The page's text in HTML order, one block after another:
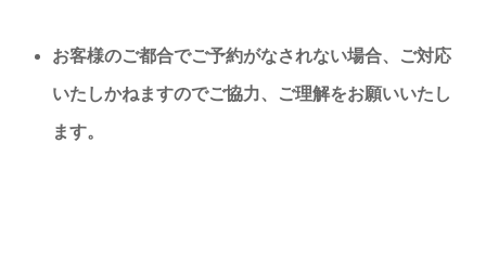
お客様のご都合でご予約がなされない場合、ご対応
いたしかねますのでご協力、ご理解をお願いいたし
ます。